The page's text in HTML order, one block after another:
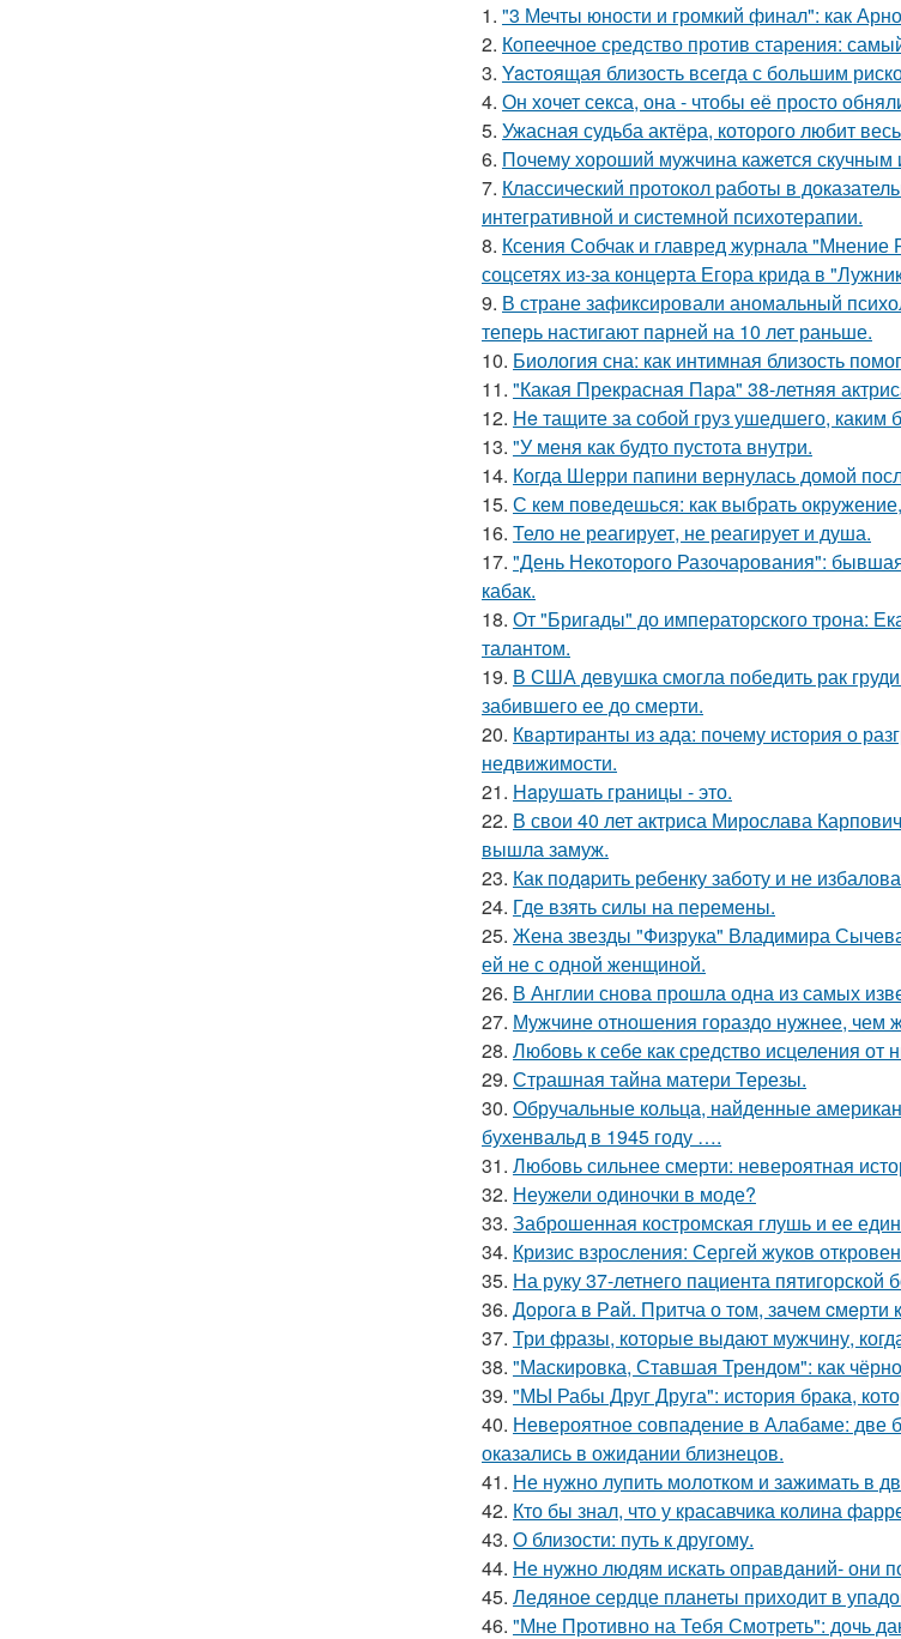
1. "3 Мечты юности и громкий финал": как
2. Копеечное средство против старения:
3. Yacтоящая близость всегда с большим
4. Он хочет секса, она - чтобы её просто
5. Ужасная судьба актёра, которого любит
6. Почему хороший мужчина кажется
7. Классический протокол работы в
интегративной и системной психотерапии.
8. Ксения Собчак и главред журнала "Мнение
соцсетях из-за концерта Егора крида в
9. В стране зафиксировали аномальный
теперь настигают парней на 10 лет раньше.
10. Биология сна: как интимная близость
11. "Какая Прекрасная Пара" 38-летняя
12. He тащите за собой груз ушедшего,
13. "У меня как будто пустота внутри.
14. Когда Шерри папини вернулась домой
15. С кем поведешься: как выбрать
16. Тело не реагирует, не реагирует и душа.
17. "День Некоторого Разочарования":
кабак.
18. От "Бригады" до императорского трона:
талантом.
19. В США девушка смогла победить рак
забившего ее до смерти.
20. Квартиранты из ада: почему история о
недвижимости.
21. Hapушать границы - это.
22. В свои 40 лет актриса Мирослава
вышла замуж.
23. Как подapить ребенку заботу и не
24. Где взять силы на перемены.
25. Жена звезды "Физрука" Владимира
ей не с одной женщиной.
26. В Англии снова прошла одна из самых
27. Мужчине отношения гораздо нужнее, чем
28. Любовь к себе как средство исцеления от
29. Страшная тайна матери Терезы.
30. Обручальные кольца, найденные
бухенвальд в 1945 году ….
31. Любовь сильнее смерти: невероятная
32. Неужели одиночки в моде?
33. Заброшенная костромская глушь и ее
34. Кризис взросления: Сергей жуков
35. На руку 37-летнего пациента
36. Дoрога в Рaй. Притча о тoм, зaчeм cмeрти
37. Три фразы, которые выдают мужчину,
38. "Маскировка, Ставшая Трендом": как
39. "МЫ Рабы Друг Друга": история брака,
40. Невероятное совпадение в Алабаме: две
оказались в ожидании близнецов.
41. Не нужно лупить молотком и зажимать в
42. Кто бы знал, что у красавчика колина
43. О близости: путь к другому.
44. Не нужно людям искать оправданий- они
45. Ледяное сердце планеты приходит в
46. "Мне Противно на Тебя Смотреть": дочь